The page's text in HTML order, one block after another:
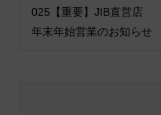
025【重要】JIB直営店
年末年始営業のお知らせ